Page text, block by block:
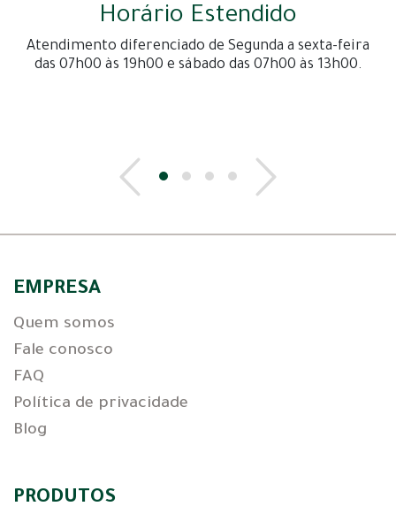
Horário Estendido
Atendimento diferenciado de Segunda a sexta-feira
das 07h00 às 19h00 e sábado das 07h00 às 13h00.
EMPRESA
Quem somos
Fale conosco
FAQ
Política de privacidade
Blog
PRODUTOS